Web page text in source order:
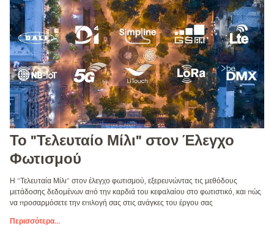
Το "Τελευταίο Μίλι" στον Έλεγχο
Φωτισμού
Η "Τελευταία Μίλι" στον έλεγχο φωτισμού, εξερευνώντας τις μεθόδους
μετάδοσης δεδομένων από την καρδιά του κεφαλαίου στο φωτιστικό, και πώς
να προσαρμόσετε την επιλογή σας στις ανάγκες του έργου σας
Περισσότερα...